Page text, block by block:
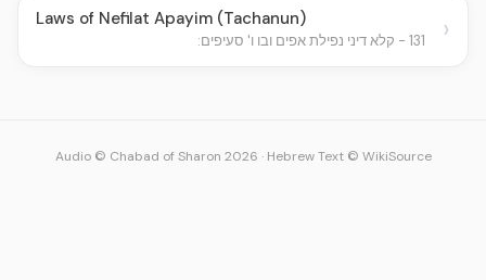
Laws of Nefilat Apayim (Tachanun)
131 - קלא דיני נפילת אפים ובו ו' סעיפים: ›
Audio © Chabad of Sharon 2026 · Hebrew Text © WikiSource